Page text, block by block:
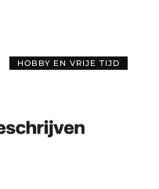
HOBBY EN VRIJE TIJD